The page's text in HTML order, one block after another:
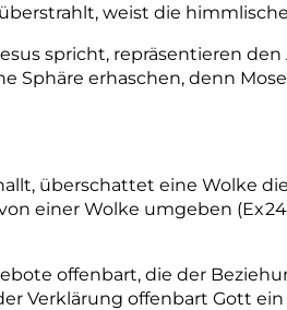
weist die
spricht, repräsentieren
Sphäre erhaschen, denn
überschattet eine Wolke
einer Wolke umgeben (Ex
offenbart, die der
Verklärung offenbart Gott ein